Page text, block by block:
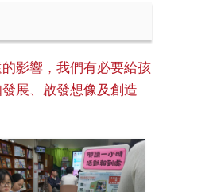
影響，我們有必要給孩
展、啟發想像及創造